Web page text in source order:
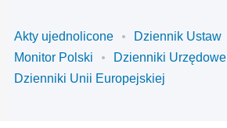
Akty ujednolicone
Dziennik Ustaw
Monitor Polski
Dzienniki Urzędowe
Dzienniki Unii Europejskiej